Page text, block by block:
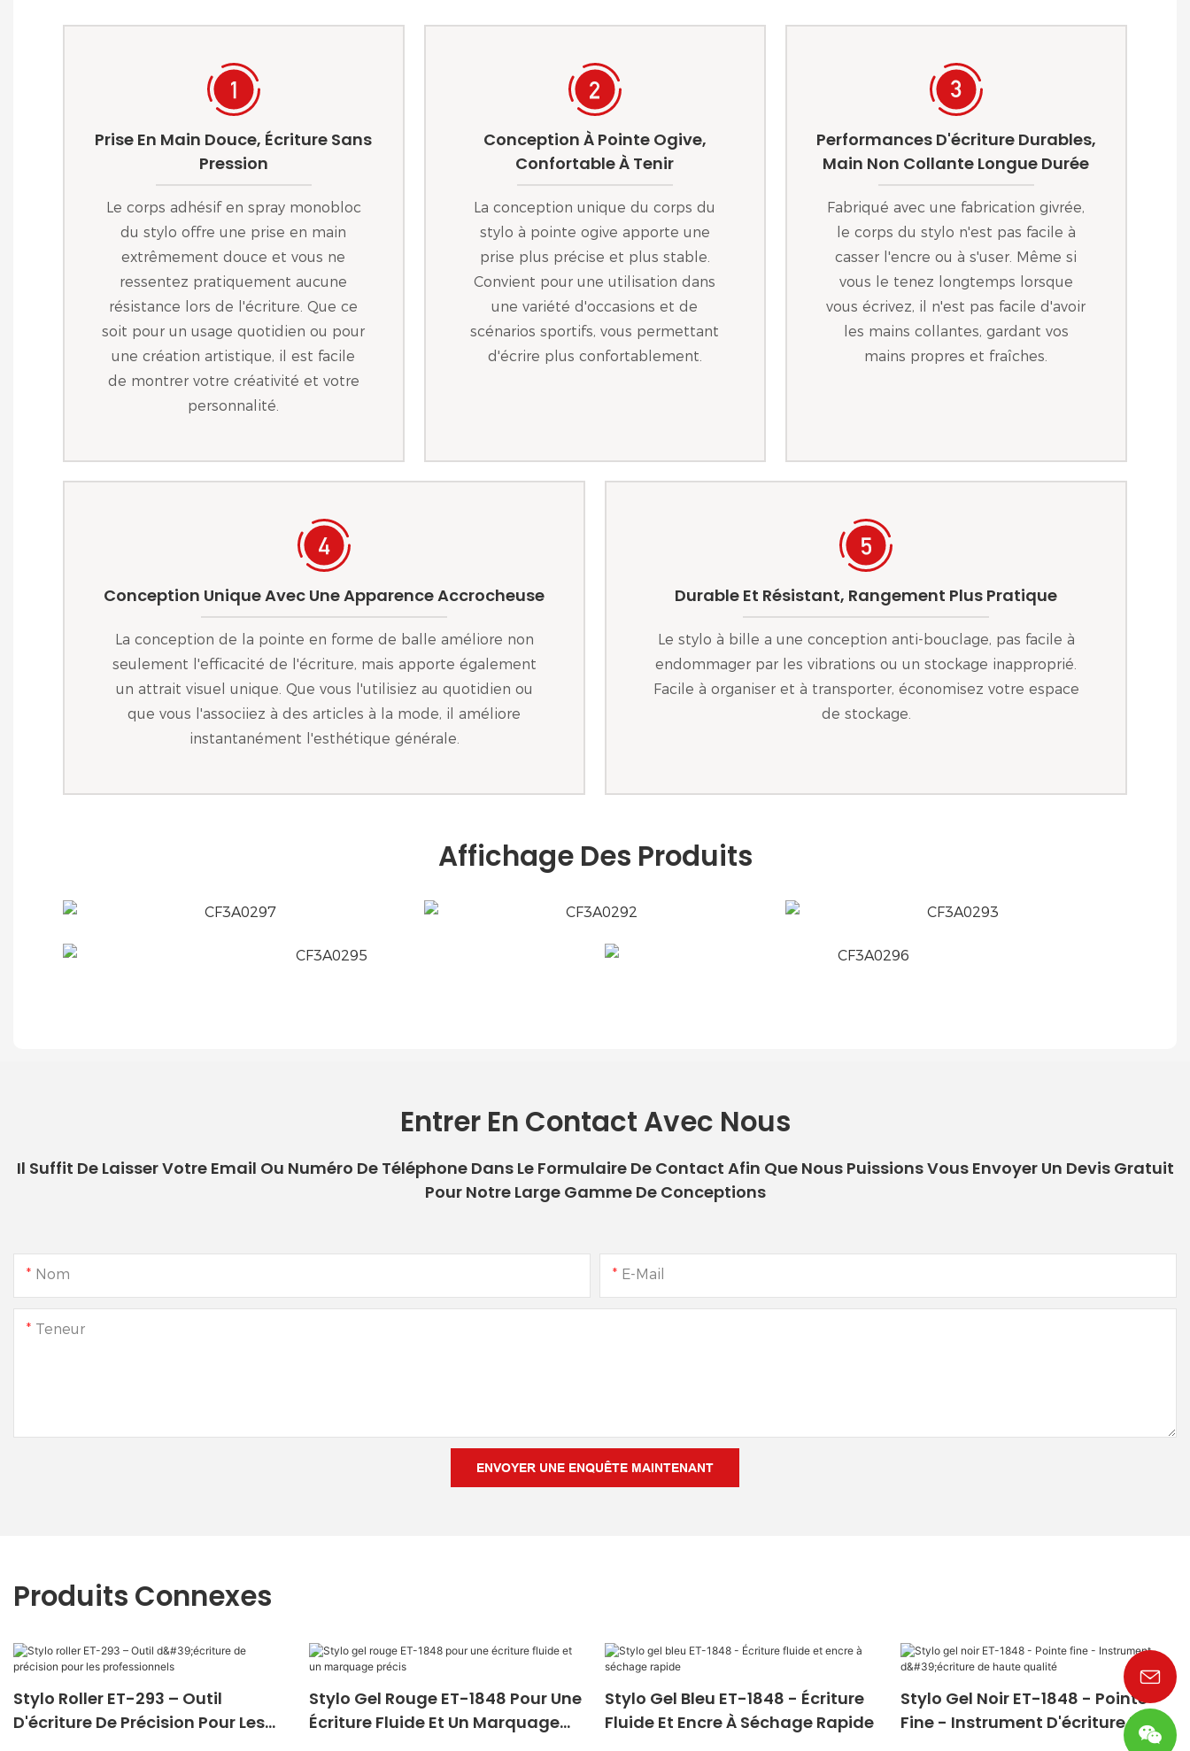
Prise En Main Douce, Écriture Sans
Pression
Le corps adhésif en spray monobloc
du stylo offre une prise en main
extrêmement douce et vous ne
ressentez pratiquement aucune
résistance lors de l'écriture. Que ce
soit pour un usage quotidien ou pour
une création artistique, il est facile
de montrer votre créativité et votre
personnalité.
Conception À Pointe Ogive,
Confortable À Tenir
La conception unique du corps du
stylo à pointe ogive apporte une
prise plus précise et plus stable.
Convient pour une utilisation dans
une variété d'occasions et de
scénarios sportifs, vous permettant
d'écrire plus confortablement.
Performances D'écriture Durables,
Main Non Collante Longue Durée
Fabriqué avec une fabrication givrée,
le corps du stylo n'est pas facile à
casser l'encre ou à s'user. Même si
vous le tenez longtemps lorsque
vous écrivez, il n'est pas facile d'avoir
les mains collantes, gardant vos
mains propres et fraîches.
Conception Unique Avec Une Apparence Accrocheuse
La conception de la pointe en forme de balle améliore non
seulement l'efficacité de l'écriture, mais apporte également
un attrait visuel unique. Que vous l'utilisiez au quotidien ou
que vous l'associiez à des articles à la mode, il améliore
instantanément l'esthétique générale.
Durable Et Résistant, Rangement Plus Pratique
Le stylo à bille a une conception anti-bouclage, pas facile à
endommager par les vibrations ou un stockage inapproprié.
Facile à organiser et à transporter, économisez votre espace
de stockage.
Affichage Des Produits
Entrer En Contact Avec Nous
Il Suffit De Laisser Votre Email Ou Numéro De Téléphone Dans Le Formulaire De Contact Afin Que Nous Puissions Vous Envoyer Un Devis Gratuit
Pour Notre Large Gamme De Conceptions
Nom E-Mail
Teneur
ENVOYER UNE ENQUÊTE MAINTENANT
Produits Connexes
Stylo Roller ET-293 – Outil
D'écriture De Précision Pour Les
Stylo Gel Rouge ET-1848 Pour Une
Écriture Fluide Et Un Marquage
Stylo Gel Bleu ET-1848 - Écriture
Fluide Et Encre À Séchage Rapide
Stylo Gel Noir ET-1848 - Pointe
Fine - Instrument D'écriture De